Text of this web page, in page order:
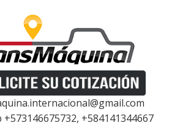
+584141344667